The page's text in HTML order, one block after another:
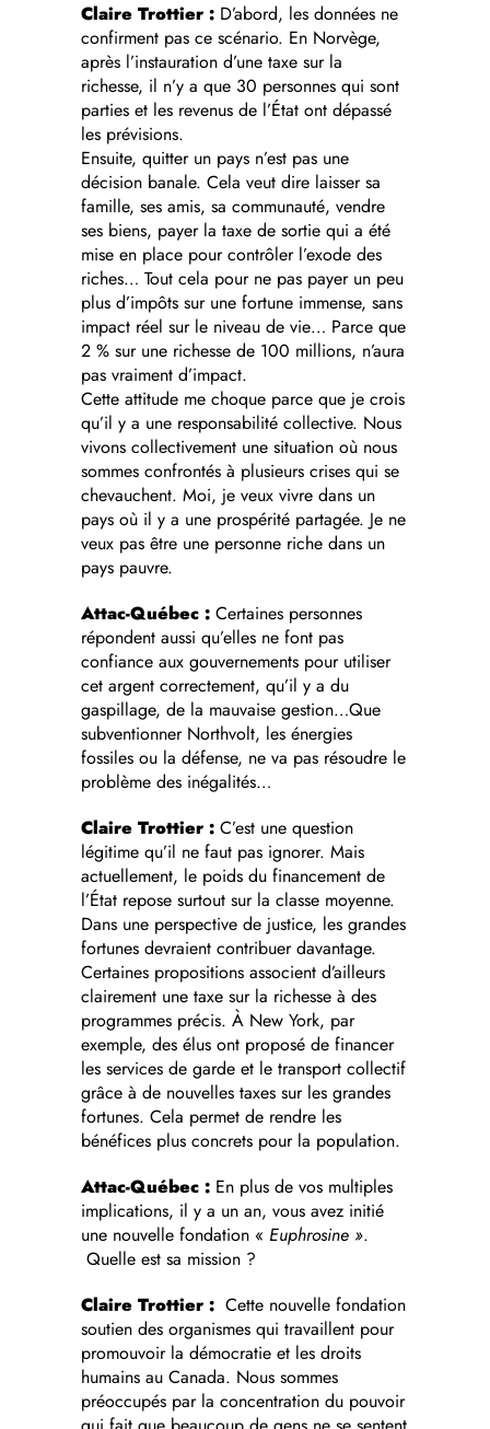
Claire Trottier : D’abord, les données ne
confirment pas ce scénario. En Norvège,
après l’instauration d’une taxe sur la
richesse, il n’y a que 30 personnes qui sont
parties et les revenus de l’État ont dépassé
les prévisions.
Ensuite, quitter un pays n’est pas une
décision banale. Cela veut dire laisser sa
famille, ses amis, sa communauté, vendre
ses biens, payer la taxe de sortie qui a été
mise en place pour contrôler l’exode des
riches… Tout cela pour ne pas payer un peu
plus d’impôts sur une fortune immense, sans
impact réel sur le niveau de vie… Parce que
2 % sur une richesse de 100 millions, n’aura
pas vraiment d’impact.
Cette attitude me choque parce que je crois
qu’il y a une responsabilité collective. Nous
vivons collectivement une situation où nous
sommes confrontés à plusieurs crises qui se
chevauchent. Moi, je veux vivre dans un
pays où il y a une prospérité partagée. Je ne
veux pas être une personne riche dans un
pays pauvre.
Attac-Québec : Certaines personnes
répondent aussi qu’elles ne font pas
confiance aux gouvernements pour utiliser
cet argent correctement, qu’il y a du
gaspillage, de la mauvaise gestion…Que
subventionner Northvolt, les énergies
fossiles ou la défense, ne va pas résoudre le
problème des inégalités…
Claire Trottier : C’est une question
légitime qu’il ne faut pas ignorer. Mais
actuellement, le poids du financement de
l’État repose surtout sur la classe moyenne.
Dans une perspective de justice, les grandes
fortunes devraient contribuer davantage.
Certaines propositions associent d’ailleurs
clairement une taxe sur la richesse à des
programmes précis. À New York, par
exemple, des élus ont proposé de financer
les services de garde et le transport collectif
grâce à de nouvelles taxes sur les grandes
fortunes. Cela permet de rendre les
bénéfices plus concrets pour la population.
Attac-Québec : En plus de vos multiples
implications, il y a un an, vous avez initié
une nouvelle fondation « Euphrosine ».
Quelle est sa mission ?
Claire Trottier : Cette nouvelle fondation
soutien des organismes qui travaillent pour
promouvoir la démocratie et les droits
humains au Canada. Nous sommes
préoccupés par la concentration du pouvoir